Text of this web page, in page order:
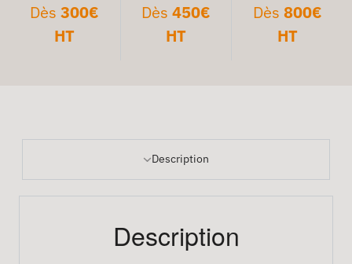
Dès300€
HT
Dès 450€
HT
Dès 800€
HT
Description
Description